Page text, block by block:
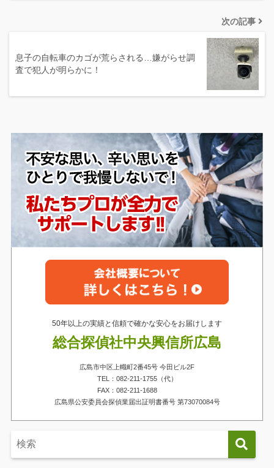
次の記事
息子の自転車のカゴが荒らされる…嫌がらせ調
査で犯人が明らかに！
50年以上の実績と信頼で確かな安心をお届けします
総合探偵社中央興信所広島
広島市中区上幟町2番45号 今田ビル2F
TEL：082-211-1755（代）
FAX：082-211-1688
広島県公安委員会探偵業届出証明書番号 第73070084号